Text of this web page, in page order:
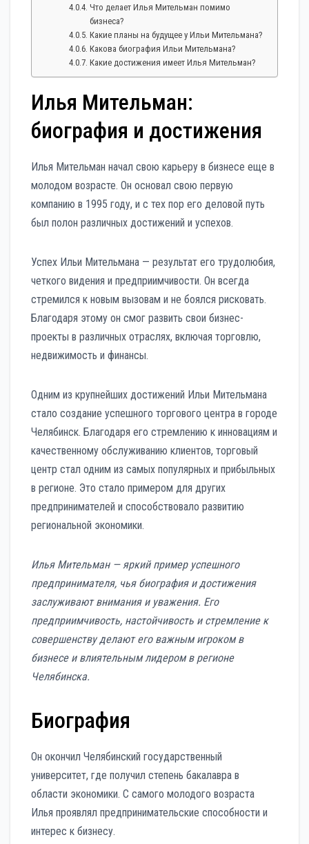
Что делает Илья Мительман помимо
бизнеса?
Какие планы на будущее у Ильи Мительмана?
Какова биография Ильи Мительмана?
Какие достижения имеет Илья Мительман?
Илья Мительман:
биография и достижения
Илья Мительман начал свою карьеру в бизнесе еще в
молодом возрасте. Он основал свою первую
компанию в 1995 году, и с тех пор его деловой путь
был полон различных достижений и успехов.
Успех Ильи Мительмана — результат его трудолюбия,
четкого видения и предприимчивости. Он всегда
стремился к новым вызовам и не боялся рисковать.
Благодаря этому он смог развить свои бизнес-
проекты в различных отраслях, включая торговлю,
недвижимость и финансы.
Одним из крупнейших достижений Ильи Мительмана
стало создание успешного торгового центра в городе
Челябинск. Благодаря его стремлению к инновациям и
качественному обслуживанию клиентов, торговый
центр стал одним из самых популярных и прибыльных
в регионе. Это стало примером для других
предпринимателей и способствовало развитию
региональной экономики.
Илья Мительман — яркий пример успешного
предпринимателя, чья биография и достижения
заслуживают внимания и уважения. Его
предприимчивость, настойчивость и стремление к
совершенству делают его важным игроком в
бизнесе и влиятельным лидером в регионе
Челябинска.
Биография
Он окончил Челябинский государственный
университет, где получил степень бакалавра в
области экономики. С самого молодого возраста
Илья проявлял предпринимательские способности и
интерес к бизнесу.